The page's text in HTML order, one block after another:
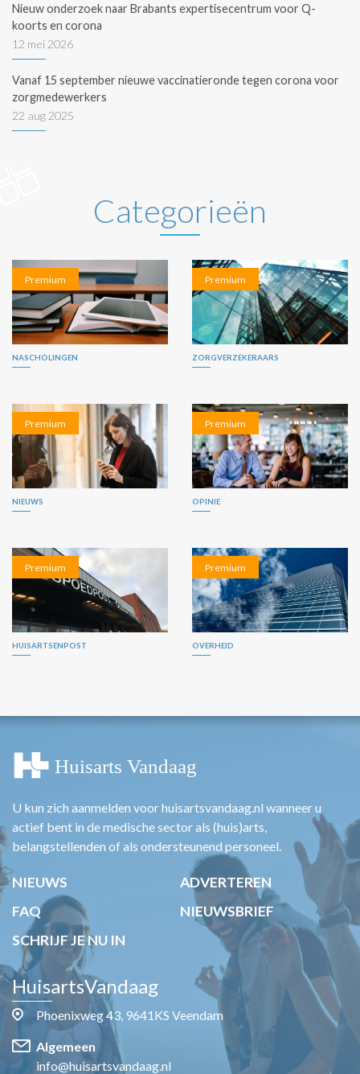
Nieuw onderzoek naar Brabants expertisecentrum voor Q-
koorts en corona
12 mei 2026
Vanaf 15 september nieuwe vaccinatieronde tegen corona voor
zorgmedewerkers
22 aug 2025
Categorieën
Premium
NASCHOLINGEN
Premium
ZORGVERZEKERAARS
Premium
NIEUWS
Premium
OPINIE
Premium
HUISARTSENPOST
Premium
OVERHEID
U kun zich aanmelden voor huisartsvandaag.nl wanneer u
actief bent in de medische sector als (huis)arts,
belangstellenden of als ondersteunend personeel.
NIEUWS
ADVERTEREN
FAQ
NIEUWSBRIEF
SCHRIJF JE NU IN
HuisartsVandaag
Phoenixweg 43, 9641KS Veendam
Algemeen
info@huisartsvandaag.nl